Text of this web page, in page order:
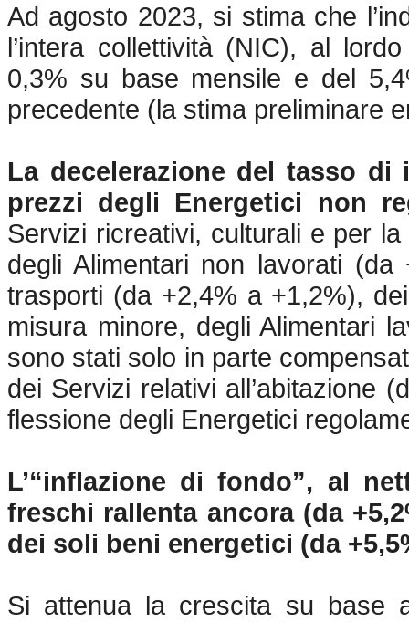
Ad agosto 2023, si stima che
l’intera collettività (NIC), al
0,3% su base mensile e del
precedente (la stima preliminare
La decelerazione del tasso di
prezzi degli Energetici non
Servizi ricreativi, culturali e per
degli Alimentari non lavorati
trasporti (da +2,4% a +1,2%),
misura minore, degli Alimentari
sono stati solo in parte
dei Servizi relativi all’abitazione
flessione degli Energetici
L’“inflazione di fondo”, al
freschi rallenta ancora (da
dei soli beni energetici (da
Si attenua la crescita su base